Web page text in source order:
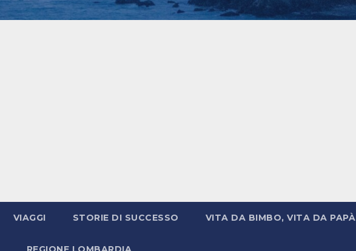
VIAGGI STORIE DI SUCCESSO VITA DA BIMBO, VITA DA PAPÀ